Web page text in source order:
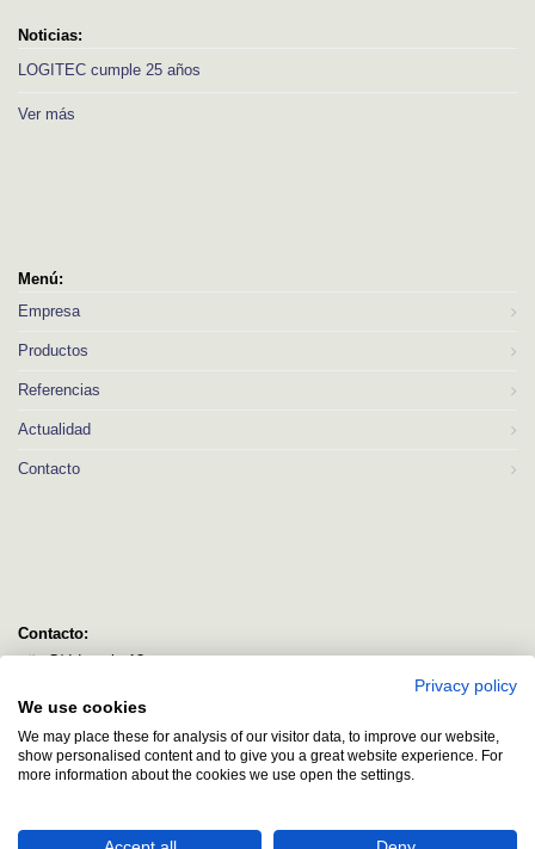
Noticias:
LOGITEC cumple 25 años
Ver más
Menú:
Empresa
Productos
Referencias
Actualidad
Contacto
Contacto:
C/ Idorsolo 13
Bizkaia
logitec@logitecsl.net
+34 944 544 580
Privacy policy
We use cookies
We may place these for analysis of our visitor data, to improve our website,
show personalised content and to give you a great website experience. For
more information about the cookies we use open the settings.